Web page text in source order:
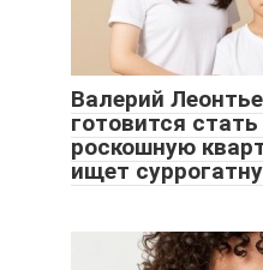
Валерий
готовится
роскошную
ищет